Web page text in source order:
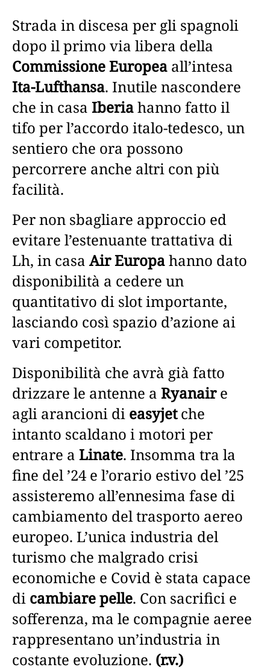
Strada in discesa per gli spagnoli
dopo il primo via libera della
Commissione Europea all’intesa
Ita-Lufthansa. Inutile nascondere
che in casa Iberiahanno fatto il
tifo per l’accordo italo-tedesco, un
sentiero che ora possono
percorrere anche altri con più
facilità.
Per non sbagliare approccio ed
evitare l’estenuante trattativa di
Lh, in casa Air Europahanno dato
disponibilità a cedere un
quantitativo di slot importante,
lasciando così spazio d’azione ai
vari competitor.
Disponibilità che avrà già fatto
drizzare le antenne a Ryanaire
agli arancioni di easyjetche
intanto scaldano i motori per
entrare a Linate. Insomma tra la
fine del ’24 e l’orario estivo del ’25
assisteremo all’ennesima fase di
cambiamento del trasporto aereo
europeo. L’unica industria del
turismo che malgrado crisi
economiche e Covid è stata capace
di cambiare pelle. Con sacrifici e
sofferenza, ma le compagnie aeree
rappresentano un’industria in
costante evoluzione. (r.v.)